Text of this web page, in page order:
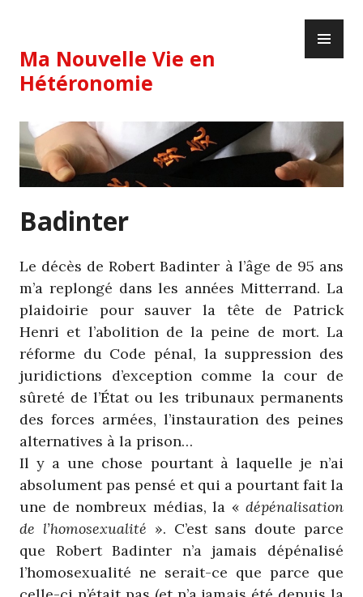
content
Ma Nouvelle Vie en
Hétéronomie
Badinter
Le décès de Robert Badinter à l’âge de 95 ans
m’a replongé dans les années Mitterrand. La
plaidoirie pour sauver la tête de Patrick
Henri et l’abolition de la peine de mort. La
réforme du Code pénal, la suppression des
juridictions d’exception comme la cour de
sûreté de l’État ou les tribunaux permanents
des forces armées, l’instauration des peines
alternatives à la prison…
Il y a une chose pourtant à laquelle je n’ai
absolument pas pensé et qui a pourtant fait la
une de nombreux médias, la « dépénalisation
de l’homosexualité ». C’est sans doute parce
que Robert Badinter n’a jamais dépénalisé
l’homosexualité ne serait-ce que parce que